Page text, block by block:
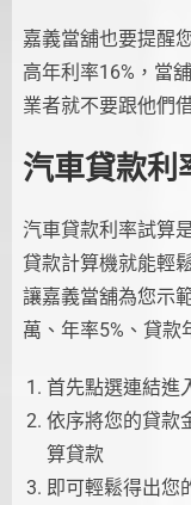
嘉義當舖也要提醒
高年利率16%，當
業者就不要跟他們
汽車貸款利
汽車貸款利率試算
貸款計算機就能輕
讓嘉義當舖為您示
萬、年率5%、貸款
首先點選連結進
依序將您的貸款
算貸款
即可輕鬆得出您